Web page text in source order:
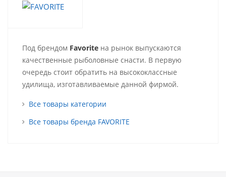
Под брендом Favorite на рынок выпускаются
качественные рыболовные снасти. В первую
очередь стоит обратить на высококлассные
удилища, изготавливаемые данной фирмой.
Все товары категории
Все товары бренда FAVORITE